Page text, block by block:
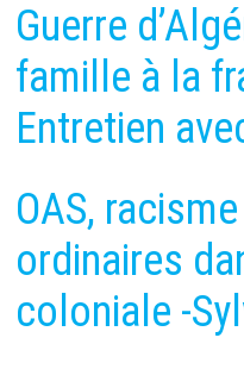
Guerre
famille à la
Entretien
OAS,
ordinaires
coloniale -